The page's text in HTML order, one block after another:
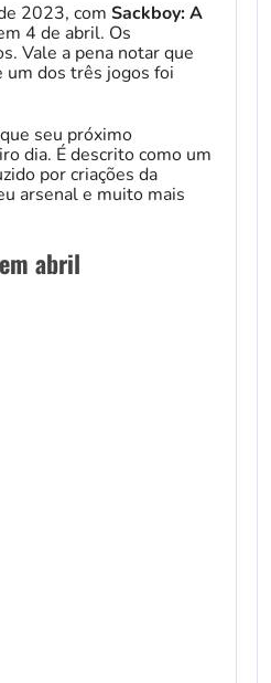
2023, com Sackboy: A
4 de abril. Os
Vale a pena notar que
um dos três jogos foi
seu próximo
dia. É descrito como um
por criações da
arsenal e muito mais
abril